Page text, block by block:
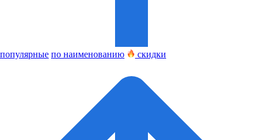
популярные по наименованию скидки